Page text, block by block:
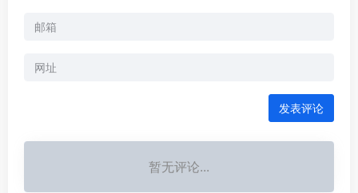
发表评论
暂无评论...